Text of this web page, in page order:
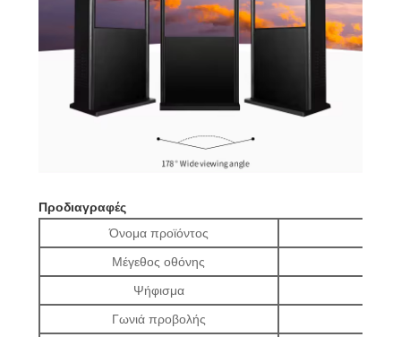
Προδιαγραφές
Όνομα προϊόντος
Μέγεθος οθόνης
Ψήφισμα
Γωνιά προβολής